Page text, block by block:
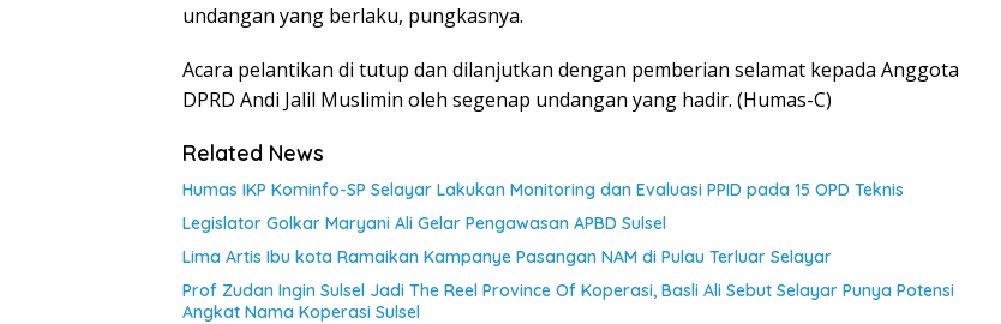
undangan yang berlaku, pungkasnya.
Acara pelantikan di tutup dan dilanjutkan dengan pemberian selamat kepada Anggota
DPRD Andi Jalil Muslimin oleh segenap undangan yang hadir. (Humas-C)
Related News
Humas IKP Kominfo-SP Selayar Lakukan Monitoring dan Evaluasi PPID pada 15 OPD Teknis
Legislator Golkar Maryani Ali Gelar Pengawasan APBD Sulsel
Lima Artis Ibu kota Ramaikan Kampanye Pasangan NAM di Pulau Terluar Selayar
Prof Zudan Ingin Sulsel Jadi The Reel Province Of Koperasi, Basli Ali Sebut Selayar Punya Potensi
Angkat Nama Koperasi Sulsel